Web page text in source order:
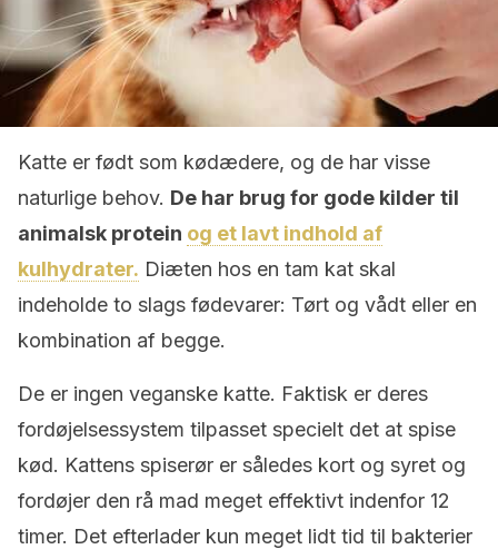
Katte er født som kødædere, og de har visse
naturlige behov. De har brug for gode kilder til
animalsk protein og et lavt indhold af
kulhydrater. Diæten hos en tam kat skal
indeholde to slags fødevarer: Tørt og vådt eller en
kombination af begge.
De er ingen veganske katte. Faktisk er deres
fordøjelsessystem tilpasset specielt det at spise
kød. Kattens spiserør er således kort og syret og
fordøjer den rå mad meget effektivt indenfor 12
timer. Det efterlader kun meget lidt tid til bakterier